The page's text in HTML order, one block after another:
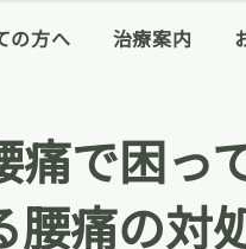
の方へ 治療案内
痛で困っ
腰痛の対